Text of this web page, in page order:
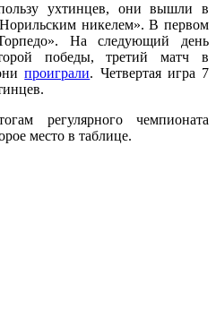
ухтинцев, они вышли в
никелем». В первом
На следующий день
победы, третий матч в
проиграли. Четвертая игра 7
регулярного чемпионата
место в таблице.